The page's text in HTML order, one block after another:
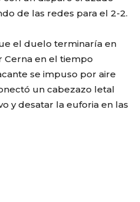
de las redes para el 2-2.
el duelo terminaría en
Cerna en el tiempo
se impuso por aire
un cabezazo letal
y desatar la euforia en las